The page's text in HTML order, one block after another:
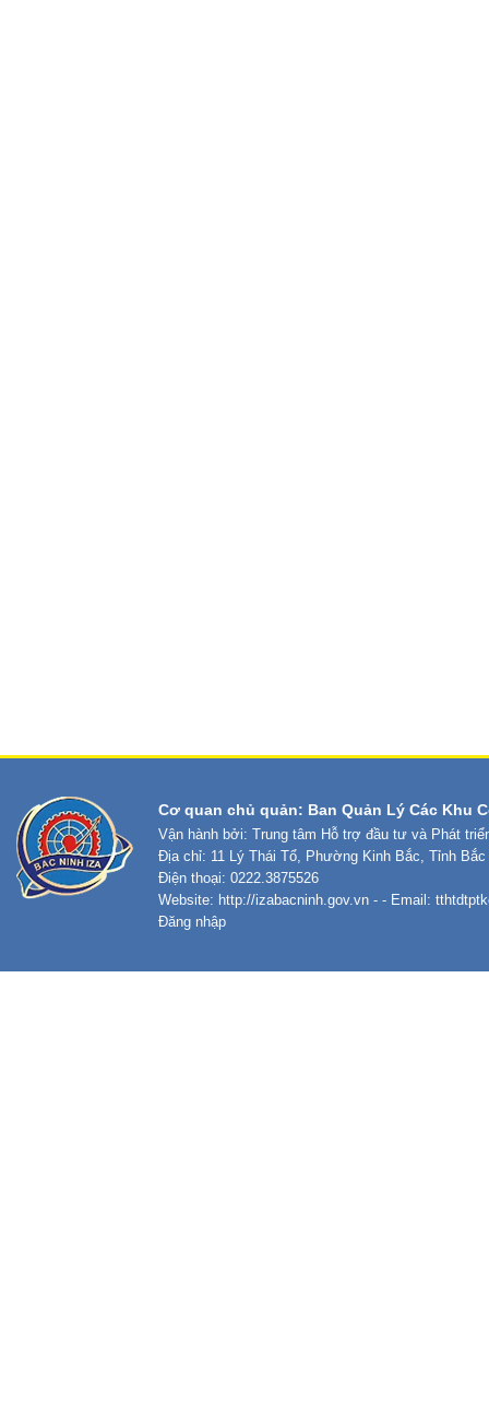
Cơ quan chủ quản: Ban Quản Lý Các Khu
Vận hành bởi: Trung tâm Hỗ trợ đầu tư và Phát
Địa chỉ: 11 Lý Thái Tổ, Phường Kinh Bắc, Tỉnh Bắc
Điện thoại: 0222.3875526
Website: http://izabacninh.gov.vn - - Email:
Đăng nhập